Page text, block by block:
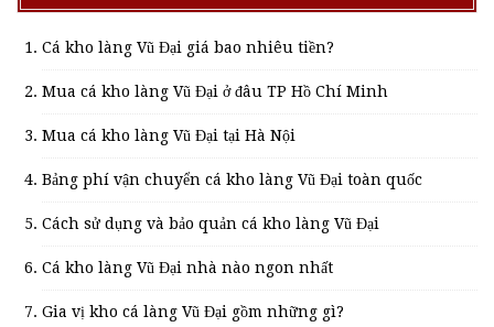
Cá kho làng Vũ Đại giá bao nhiêu tiền?
Mua cá kho làng Vũ Đại ở đâu TP Hồ Chí Minh
Mua cá kho làng Vũ Đại tại Hà Nội
Bảng phí vận chuyển cá kho làng Vũ Đại toàn quốc
Cách sử dụng và bảo quản cá kho làng Vũ Đại
Cá kho làng Vũ Đại nhà nào ngon nhất
Gia vị kho cá làng Vũ Đại gồm những gì?